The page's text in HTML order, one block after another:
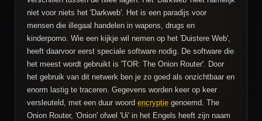
niet voor niets het 'Darkweb'. Het is een paradijs voor
mensen die illegaal handelen in wapens, drugs en
kinderporno. Wie een kijkje wil nemen op het 'Duistere Web',
heeft daarvoor eerst speciale software nodig. De software die
het meest wordt gebruikt is 'TOR: The Onion Router'. Door
het gebruik van dit netwerk ben je zo goed als onzichtbaar en
enorm lastig te traceren. Gegevens worden keer op keer
versleuteld, met een duur woord encryptie genoemd. The
Onion Router, 'Onion' ofwel 'Ui' in het Engels heeft zijn naam